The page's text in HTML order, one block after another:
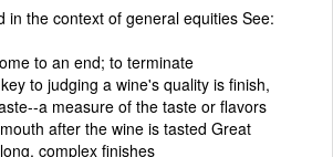
in the context of general equities See:
to an end; to terminate
to judging a wine's quality is finish,
a measure of the taste or flavors
after the wine is tasted Great
complex finishes